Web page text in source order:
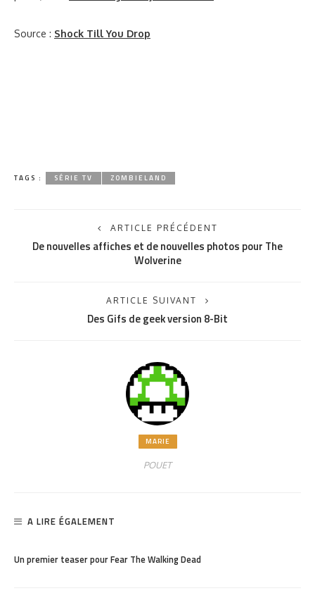
Source : Shock Till You Drop
TAGS : SÉRIE TV ZOMBIELAND
ARTICLE PRÉCÉDENT
De nouvelles affiches et de nouvelles photos pour The
Wolverine
ARTICLE SUIVANT
Des Gifs de geek version 8-Bit
MARIE
POUET
A LIRE ÉGALEMENT
Un premier teaser pour Fear The Walking Dead